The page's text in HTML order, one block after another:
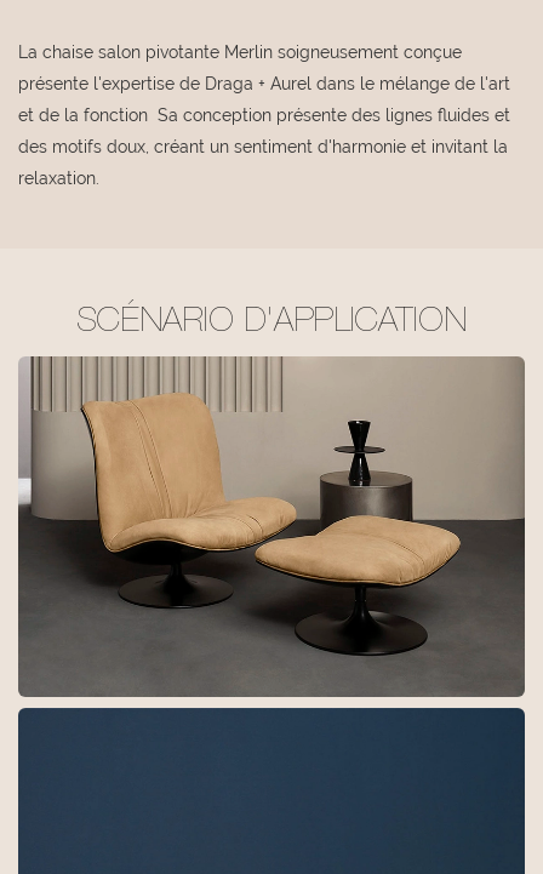
La chaise salon pivotante Merlin soigneusement conçue
présente l'expertise de Draga + Aurel dans le mélange de l'art
et de la fonction Sa conception présente des lignes fluides et
des motifs doux, créant un sentiment d'harmonie et invitant la
relaxation.
SCÉNARIO D'APPLICATION